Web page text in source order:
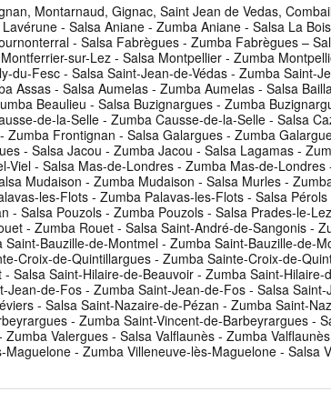
Montarnaud, Gignac, Saint Jean de Vedas,
- Salsa Aniane - Zumba Aniane - Salsa La
- Salsa Fabrègues - Zumba Fabrègues –
sur-Lez - Salsa Montpellier - Zumba
Fesc - Salsa Saint-Jean-de-Védas - Zumba Saint-
Assas - Salsa Aumelas - Zumba Aumelas - Salsa
Beaulieu - Salsa Buzignargues - Zumba
de-la-Selle - Zumba Causse-de-la-Selle - Salsa
Frontignan - Salsa Galargues - Zumba
- Salsa Jacou - Zumba Jacou - Salsa Lagamas -
- Salsa Mas-de-Londres - Zumba Mas-de-
Mudaison - Zumba Mudaison - Salsa Murles -
les-Flots - Zumba Palavas-les-Flots - Salsa
Salsa Pouzols - Zumba Pouzols - Salsa Prades-le-
- Zumba Rouet - Salsa Saint-André-de-Sangonis -
Bauzille-de-Montmel - Zumba Saint-Bauzille-de-
Croix-de-Quintillargues - Zumba Sainte-Croix-de-
Saint-Hilaire-de-Beauvoir - Zumba Saint-
de-Fos - Zumba Saint-Jean-de-Fos - Salsa
- Salsa Saint-Nazaire-de-Pézan - Zumba Saint-
- Zumba Saint-Vincent-de-Barbeyrargues -
Valergues - Salsa Valflaunès - Zumba
- Zumba Villeneuve-lès-Maguelone -